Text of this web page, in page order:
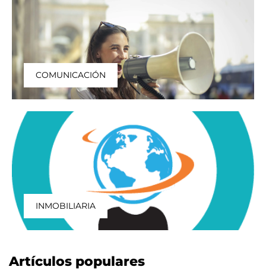
COMUNICACIÓN
INMOBILIARIA
Artículos populares